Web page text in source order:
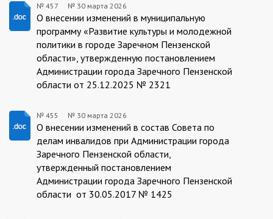
30.03.2026/457
№ 457 № 30 марта 2026
О внесении изменений в муниципальную
программу «Развитие культуры и молодежной
политики в городе Заречном Пензенской
области», утвержденную постановлением
Администрации города Заречного Пензенской
области от 25.12.2025 № 2321
30.03.2026/455
№ 455 № 30 марта 2026
О внесении изменений в состав Совета по
делам инвалидов при Администрации города
Заречного Пензенской области,
утвержденный постановлением
Администрации города Заречного Пензенской
области от 30.05.2017 № 1425